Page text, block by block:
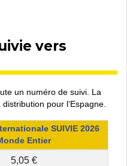
vers
un numéro de suivi. La
pour l’Espagne.
SUIVIE 2026
Entier
5,05 €